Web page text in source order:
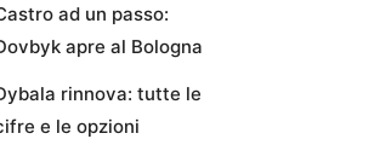
ad un passo:
apre al Bologna
rinnova: tutte le
e le opzioni